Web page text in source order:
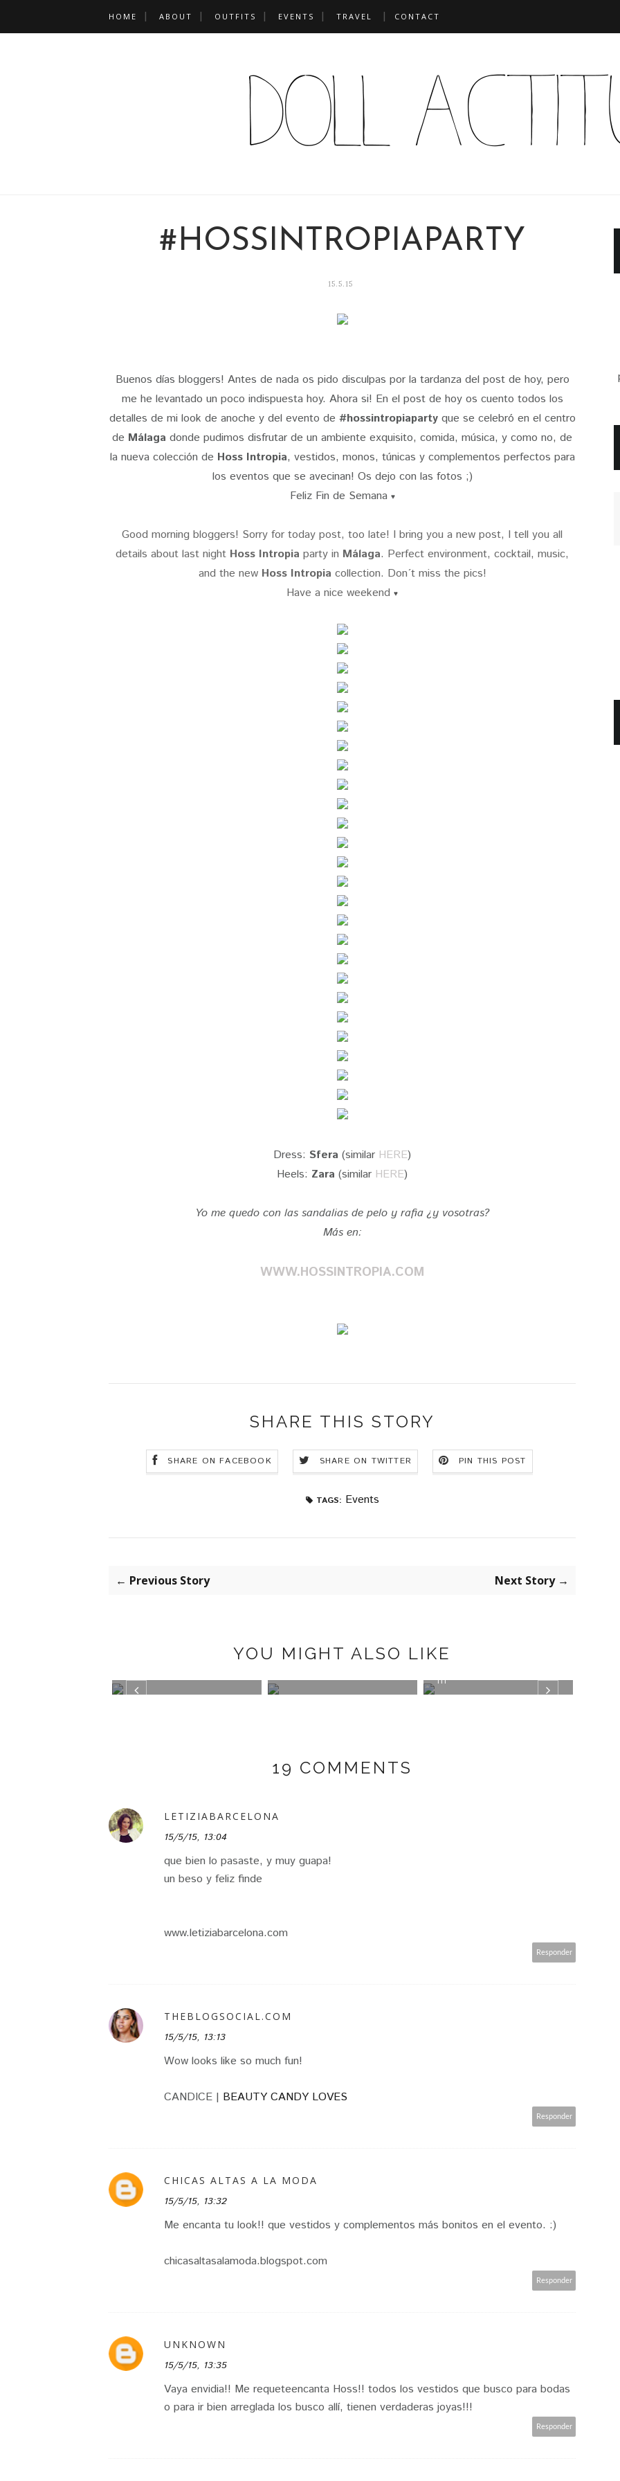
HOME ABOUT OUTFITS EVENTS TRAVEL CONTACT
#HOSSINTROPIAPARTY
15.5.15
Buenos días bloggers! Antes de nada os pido disculpas por la tardanza del post de hoy, pero
me he levantado un poco indispuesta hoy. Ahora si! En el post de hoy os cuento todos los
detalles de mi look de anoche y del evento de #hossintropiapartyque se celebró en el centro
de Málaga donde pudimos disfrutar de un ambiente exquisito, comida, música, y como no, de
la nueva colección de Hoss Intropia, vestidos, monos, túnicas y complementos perfectos para
los eventos que se avecinan! Os dejo con las fotos ;)
Feliz Fin de Semana ♥
Good morning bloggers! Sorry for today post, too late! I bring you a new post, I tell you all
details about last night Hoss Intropia party in Málaga. Perfect environment, cocktail, music,
and the new Hoss Intropia collection. Don´t miss the pics!
Have a nice weekend ♥
Dress: Sfera (similar HERE)
Heels: Zara (similar HERE)
Yo me quedo con las sandalias de pelo y rafia ¿y vosotras?
Más en:
WWW.HOSSINTROPIA.COM
SHARE THIS STORY
SHARE ON FACEBOOK SHARE ON TWITTER PIN THIS POST
TAGS: Events
← Previous Story Next Story →
YOU MIGHT ALSO LIKE
III
19 COMMENTS
LETIZIABARCELONA
15/5/15, 13:04
que bien lo pasaste, y muy guapa!
un beso y feliz finde
www.letiziabarcelona.com
Responder
THEBLOGSOCIAL.COM
15/5/15, 13:13
Wow looks like so much fun!
CANDICE | BEAUTY CANDY LOVES
Responder
CHICAS ALTAS A LA MODA
15/5/15, 13:32
Me encanta tu look!! que vestidos y complementos más bonitos en el evento. :)
chicasaltasalamoda.blogspot.com
Responder
UNKNOWN
15/5/15, 13:35
Vaya envidia!! Me requeteencanta Hoss!! todos los vestidos que busco para bodas
o para ir bien arreglada los busco allí, tienen verdaderas joyas!!!
Responder